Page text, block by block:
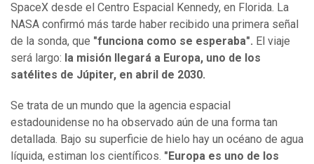
SpaceX desde el Centro Espacial Kennedy, en Florida. La
NASA confirmó más tarde haber recibido una primera señal
de la sonda, que "funciona como se esperaba". El viaje
será largo: la misión llegará a Europa, uno de los
satélites de Júpiter, en abril de 2030.
Se trata de un mundo que la agencia espacial
estadounidense no ha observado aún de una forma tan
detallada. Bajo su superficie de hielo hay un océano de agua
líquida, estiman los científicos. "Europa es uno de los